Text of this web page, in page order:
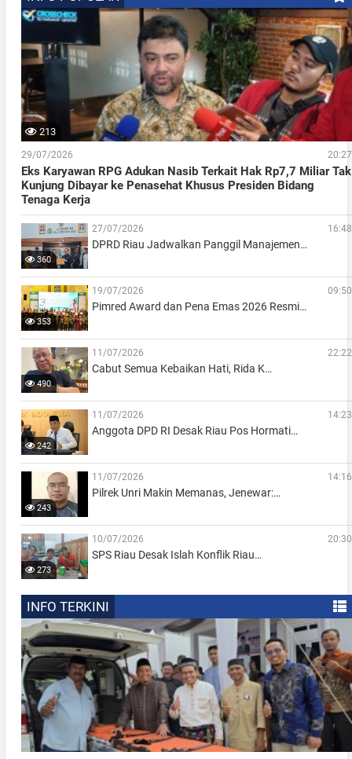
213
29/07/2026 20:27
Eks Karyawan RPG Adukan Nasib Terkait Hak Rp7,7 Miliar Tak
Kunjung Dibayar ke Penasehat Khusus Presiden Bidang
Tenaga Kerja
360
27/07/2026 16:48
DPRD Riau Jadwalkan Panggil Manajemen…
353
19/07/2026 09:50
Pimred Award dan Pena Emas 2026 Resmi…
490
11/07/2026 22:22
Cabut Semua Kebaikan Hati, Rida K…
242
11/07/2026 14:23
Anggota DPD RI Desak Riau Pos Hormati…
243
11/07/2026 14:16
Pilrek Unri Makin Memanas, Jenewar:…
273
10/07/2026 20:30
SPS Riau Desak Islah Konflik Riau…
INFO TERKINI